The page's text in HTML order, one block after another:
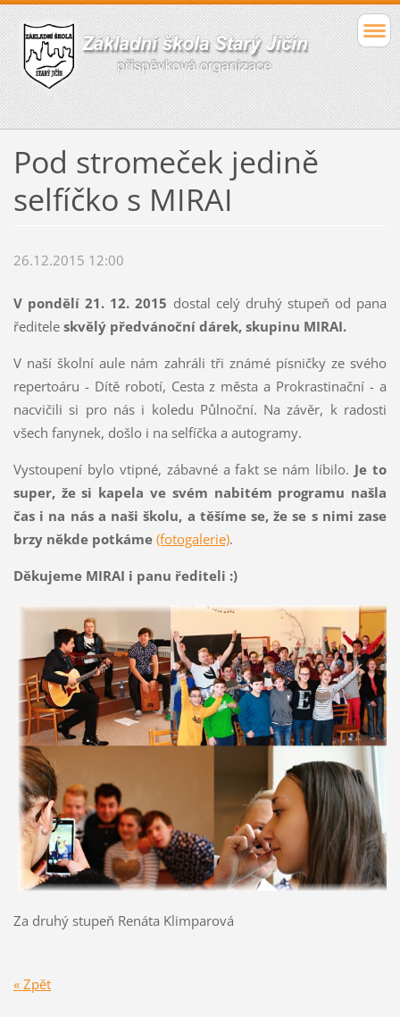
Pod stromeček jedině
selfíčko s MIRAI
26.12.2015 12:00
V pondělí 21. 12. 2015 dostal celý druhý stupeň od pana
ředitele skvělý předvánoční dárek, skupinu MIRAI.
V naší školní aule nám zahráli tři známé písničky ze svého
repertoáru - Dítě robotí, Cesta z města a Prokrastinační - a
nacvičili si pro nás i koledu Půlnoční. Na závěr, k radosti
všech fanynek, došlo i na selfíčka a autogramy.
Vystoupení bylo vtipné, zábavné a fakt se nám líbilo. Je to
super, že si kapela ve svém nabitém programu našla
čas i na nás a naši školu, a těšíme se, že se s nimi zase
brzy někde potkáme (fotogalerie).
Děkujeme MIRAI i panu řediteli :)
Za druhý stupeň Renáta Klimparová
« Zpět